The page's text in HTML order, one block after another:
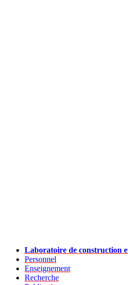
Laboratoire de construction
Personnel
Enseignement
Recherche